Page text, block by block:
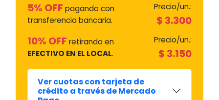
5% OFF pagando con
transferencia bancaria.
Precio/un.:
$ 3.300
10% OFF retirando en
EFECTIVO EN EL LOCAL.
Precio/un.:
$ 3.150
Ver cuotas con tarjeta de
crédito a través de Mercado